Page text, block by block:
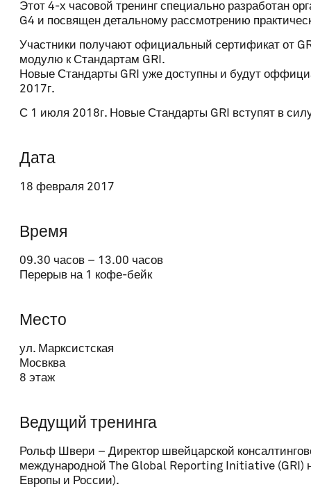
Этот 4-х часовой тренинг специально разработан
G4 и посвящен детальному рассмотрению
Участники получают официальный сертификат от
модулю к Стандартам GRI.
Новые Стандарты GRI уже доступны и будут
2017г.
С 1 июля 2018г. Новые Стандарты GRI вступят в
Дата
18 февраля 2017
Время
09.30 часов – 13.00 часов
Перерыв на 1 кофе-бейк
Место
ул. Марксистская
Мосвква
8 этаж
Ведущий тренинга
Рольф Швери – Директор швейцарской
международной The Global Reporting Initiative (GRI)
Европы и России).
Address
ZIP code
Country
Phone
Organisation